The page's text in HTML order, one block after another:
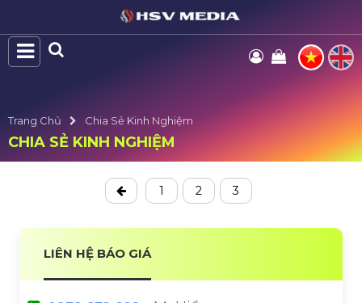
Trang Chủ Chia Sẻ Kinh Nghiệm
CHIA SẺ KINH NGHIỆM
1 2 3
LIÊN HỆ BÁO GIÁ